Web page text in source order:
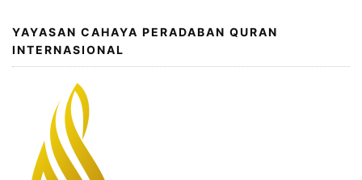
YAYASAN CAHAYA PERADABAN QURAN
INTERNASIONAL